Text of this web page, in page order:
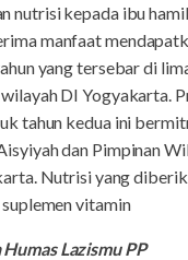
nutrisi kepada ibu hamil
manfaat
yang tersebar di
DI Yogyakarta.
tahun kedua ini
dan Pimpinan
Nutrisi yang
vitamin
Lazismu PP